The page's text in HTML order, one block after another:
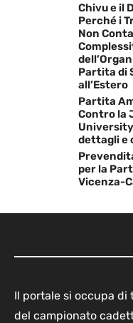
Chivu e il
Perché i
Non
Partita di
all’Estero
Partita
Contro la
dettagli e
per la
Vicenza-
Il portale si occupa di
del campionato